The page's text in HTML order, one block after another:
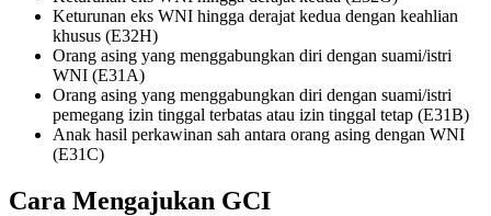
Keturunan eks WNI hingga derajat kedua dengan keahlian
khusus (E32H)
Orang asing yang menggabungkan diri dengan suami/istri
WNI (E31A)
Orang asing yang menggabungkan diri dengan suami/istri
pemegang izin tinggal terbatas atau izin tinggal tetap (E31B)
Anak hasil perkawinan sah antara orang asing dengan WNI
(E31C)
Cara Mengajukan GCI